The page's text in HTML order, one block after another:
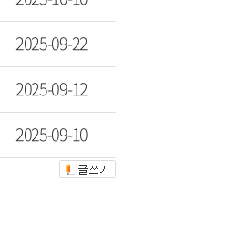
2025-09-22
2025-09-12
2025-09-10